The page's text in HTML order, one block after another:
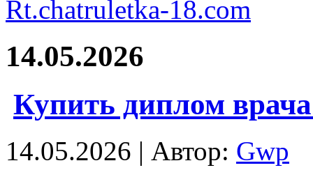
Rt.chatruletka-18.com
14.05.2026
Купить диплом
14.05.2026 | Автор: Gwp